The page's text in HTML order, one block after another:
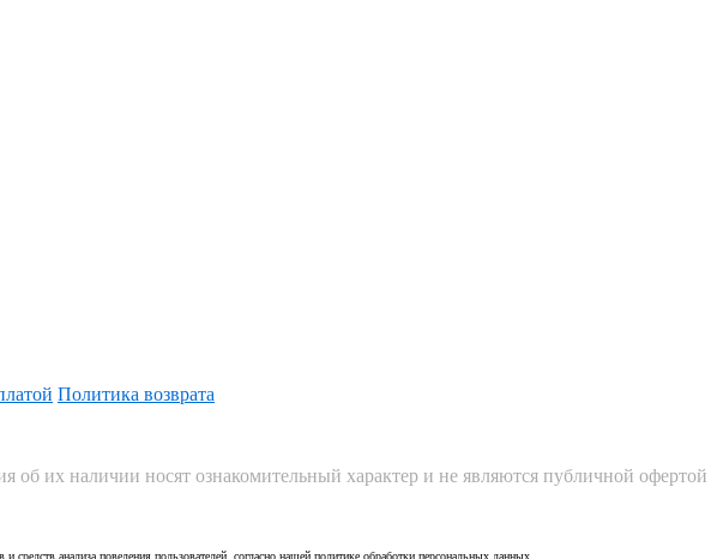
Политика возврата
их наличии носят ознакомительный характер и не являются публичной офертой
анализа поведения пользователей, согласно нашей политике обработки персональных данных.